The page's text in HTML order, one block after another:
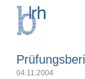
springen
04.11.2004